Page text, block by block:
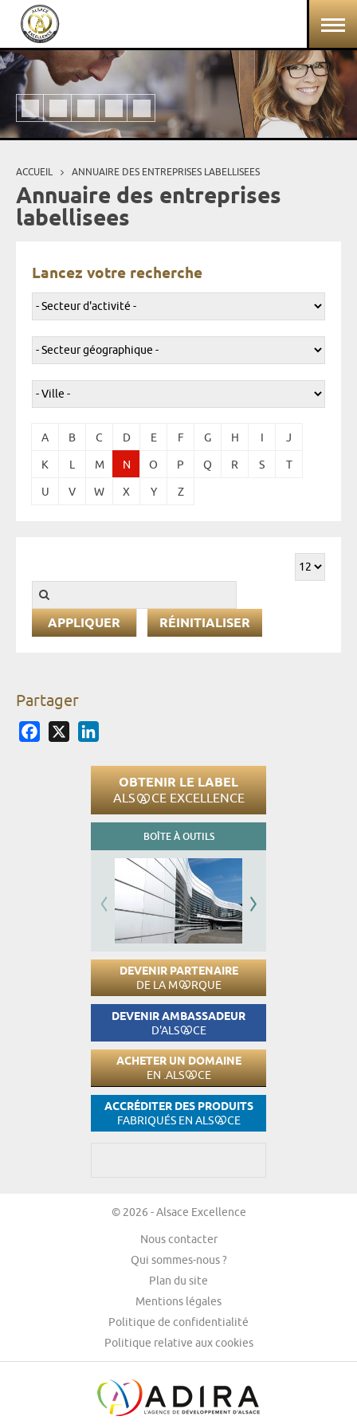
Aller au contenu principal
Vous êtes ici
ACCUEIL ANNUAIRE DES ENTREPRISES LABELLISEES
Annuaire des entreprises
labellisees
Lancez votre recherche
A B C D E F G H I J
K L M N O P Q R S T
U V W X Y Z
RÉINITIALISER
Partager
Facebook
OBTENIR LE LABEL
ALS CE EXCELLENCE
BOÎTE À OUTILS
DEVENIR PARTENAIRE
DE LA M RQUE
DEVENIR AMBASSADEUR
D'ALS CE
ACHETER UN DOMAINE
EN .ALS CE
ACCRÉDITER DES PRODUITS
FABRIQUÉS EN ALS CE
© 2026 - Alsace Excellence
Nous contacter
Qui sommes-nous ?
Plan du site
Mentions légales
Politique de confidentialité
Politique relative aux cookies
Panneau de gestion des cookies